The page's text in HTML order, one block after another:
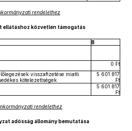
rendelethez
ellátáshoz közvetlen támogatás
B
0 Ft
visszafizetése miatti
kötelezettségek
5 601 817
Ft
5 601 817
Ft
rendelethez
adósság állomány bemutatása